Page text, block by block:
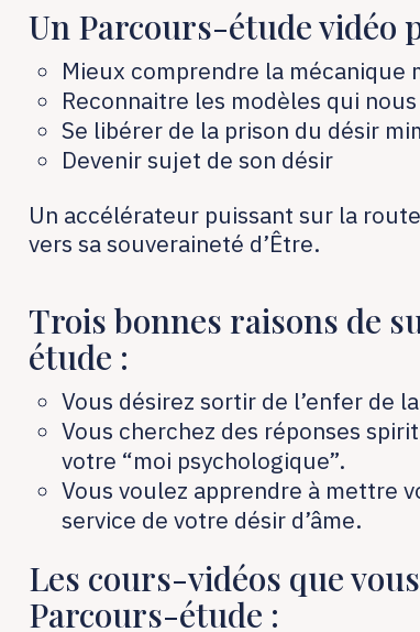
Un Parcours-étude vidéo
Mieux comprendre la mécanique
Reconnaitre les modèles qui
Se libérer de la prison du désir
Devenir sujet de son désir
Un accélérateur puissant sur la
vers sa souveraineté d’Être.
Trois bonnes raisons de
étude :
Vous désirez sortir de l’enfer de
Vous cherchez des réponses
votre “moi psychologique”.
Vous voulez apprendre à mettre
service de votre désir d’âme.
Les cours-vidéos que
Parcours-étude :